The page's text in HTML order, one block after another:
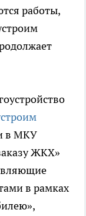
работы,
в МКУ
ЖКХ»
в рамках